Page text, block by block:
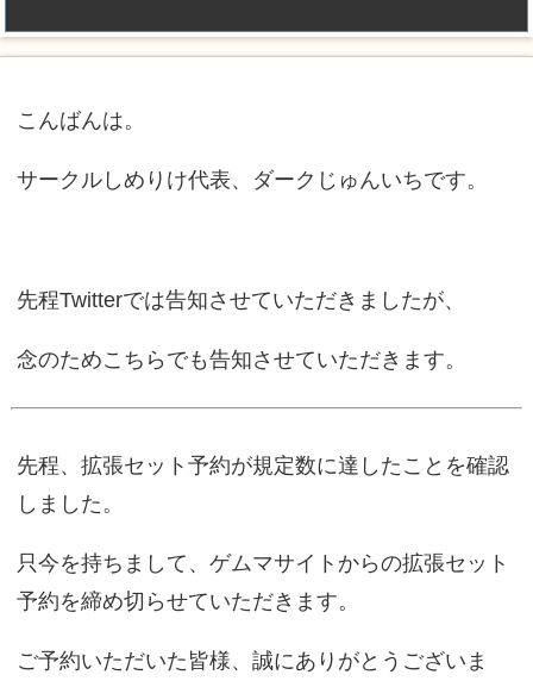
こんばんは。
サークルしめりけ代表、ダークじゅんいちです。
先程Twitterでは告知させていただきましたが、
念のためこちらでも告知させていただきます。
先程、拡張セット予約が規定数に達したことを確認
しました。
只今を持ちまして、ゲムマサイトからの拡張セット
予約を締め切らせていただきます。
ご予約いただいた皆様、誠にありがとうございま